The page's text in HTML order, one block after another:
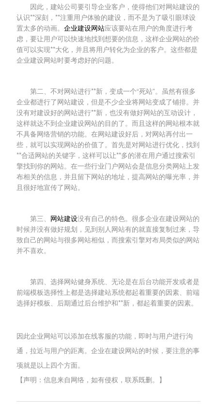
因此，建站公司要引导企业客户，使得他们对网站建设的
认识**深刻，**注重用户体验的建设，而不是为了吸引眼球设
置太多的动画。 企业建设网站应该要站在用户的角度进行考
虑，要让用户可以快速地找到想要的信息，这样企业网站的价
值可以实现**大化，并且将用户转化为企业的客户。这些都是
企业建设网站时要考虑好的问题。
第二、不对网站进行**新，变成一个“死站”。虽然有很多
企业都进行了网站建设，但是不少企业将网站变成了铺排。并
没有对建设好的网站进行**新，也没有做好网站的互动设计，
这样就达不到企业建设网站的目的了。而且这样的网站根本就
不具备网络营销的功能。在网站建设好后，对网站再付出一
些，就可以实现网站的价值了。首先是对网站进行优化，找到
**合适网站的关键字，这样可以让**多的潜在用户通过搜索引
擎找到你的网站。在一些行业门户网站会是信息分类网站上发
布相关的信息，并且留下网站的地址，提高网站的曝光率，并
且很好地宣传了网站。
第三、 网站建设没有自己的特色。很多企业在建设网站的
时候并没有做好规划，见到别人网站有的就直接复制过来，导
致自己的网站与很多网站相似，而搜索引擎对布局类似的网站
并不喜欢。
第四、选择网站健身系统、无论是在后台功能开发或者是
前端模板选择性上都是选择建站系统都起着重要的因素、前端
选择好模板、后期通过后台维护和**新，都起着重要的因素。
因此企业网站可以添加在线客服的功能，即时与用户进行沟
通，拉近与用户的距离。企业在建设网站的时候，要注意的事
项就是以上四个方面。
【声明：信息来自网络，如有侵权，联系既删。】